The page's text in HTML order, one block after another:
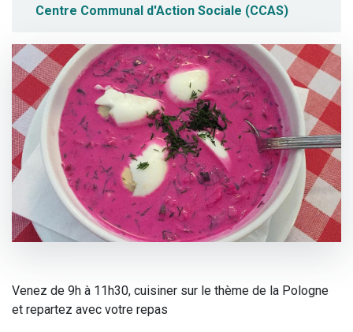
Centre Communal d'Action Sociale (CCAS)
Venez de 9h à 11h30, cuisiner sur le thème de la Pologne
et repartez avec votre repas